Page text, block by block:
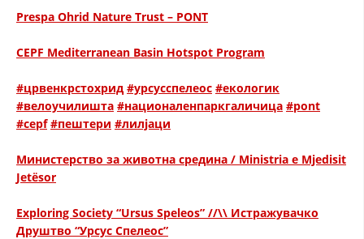
КАКО ДА ДОНИРАТЕ
ПОДГОТВЕНОСТ И ДЕЈСТВО ПРИ КАТАСТРОФИ
ТИМОВИ НА ООЦК ОХРИД
ПРОЕКТИ – ПОДГОТВЕНОСТ И ДЕЈСТВУВАЊЕ ПРИ КАТАСТРОФИ
ИСТРАЖУВАЊЕ НА ЈАВНО МИСЛЕЊЕ
Prespa Ohrid Nature Trust – PONT
CEPF Mediterranean Basin Hotspot Program
#црвенкрстохрид #урсусспелеос #екологик
#велоучилишта #националенпаркгаличица #pont
#cepf #пештери #лилјаци
Министерство за животна средина / Ministria e Mjedisit
Jetësor
Exploring Society “Ursus Speleos” //\\ Истражувачко
Друштво “Урсус Спелеос”